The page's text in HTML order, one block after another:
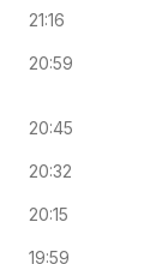
21:16
20:59
20:45
20:32
20:15
19:59